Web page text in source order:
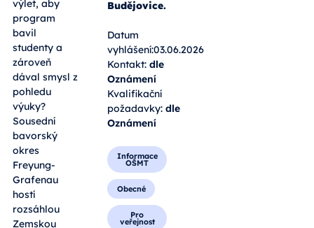
výlet, aby
program
bavil
studenty a
zároveň
dával smysl z
pohledu
výuky?
Sousední
bavorský
okres
Freyung-
Grafenau
hostí
rozsáhlou
Zemskou
Budějovice.
Datum
vyhlášení:03.06.2026
Kontakt:dle
Oznámení
Kvalifikační
požadavky:dle
Oznámení
Informace
OŠMT
Obecné
Pro
veřejnost